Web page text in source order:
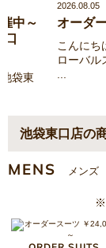
中～
袋東
2026.08.05
オーダ
こんにち
ローバル
...
池袋東口店の
MENS メンズ
※